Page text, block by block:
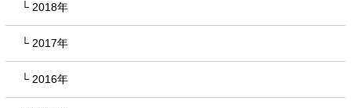
2018年
2017年
2016年